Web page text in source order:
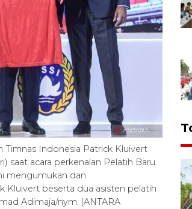
Indonesia Patrick Kluivert
saat acara perkenalan Pelatih Baru
mengumukan dan
Kluivert beserta dua asisten pelatih
Adimaja/nym. (ANTARA